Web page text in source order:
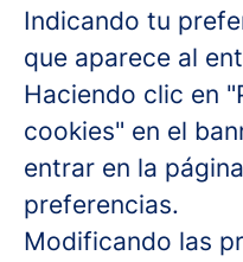
Indicando tu
que aparece al
Haciendo clic en
cookies" en el
entrar en la
preferencias.
Modificando las